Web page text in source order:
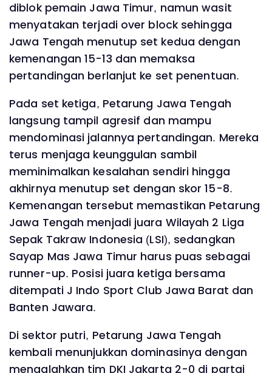
diblok pemain Jawa Timur, namun wasit
menyatakan terjadi over block sehingga
Jawa Tengah menutup set kedua dengan
kemenangan 15-13 dan memaksa
pertandingan berlanjut ke set penentuan.
Pada set ketiga, Petarung Jawa Tengah
langsung tampil agresif dan mampu
mendominasi jalannya pertandingan. Mereka
terus menjaga keunggulan sambil
meminimalkan kesalahan sendiri hingga
akhirnya menutup set dengan skor 15-8.
Kemenangan tersebut memastikan Petarung
Jawa Tengah menjadi juara Wilayah 2 Liga
Sepak Takraw Indonesia (LSI), sedangkan
Sayap Mas Jawa Timur harus puas sebagai
runner-up. Posisi juara ketiga bersama
ditempati J Indo Sport Club Jawa Barat dan
Banten Jawara.
Di sektor putri, Petarung Jawa Tengah
kembali menunjukkan dominasinya dengan
mengalahkan tim DKI Jakarta 2-0 di partai